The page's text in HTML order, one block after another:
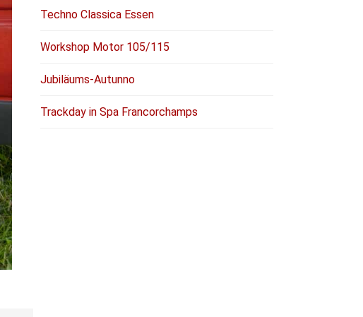
Techno Classica Essen
Workshop Motor 105/115
Jubiläums-Autunno
Trackday in Spa Francorchamps